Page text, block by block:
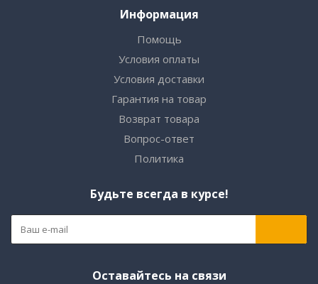
Информация
Помощь
Условия оплаты
Условия доставки
Гарантия на товар
Возврат товара
Вопрос-ответ
Политика
Будьте всегда в курсе!
Оставайтесь на связи